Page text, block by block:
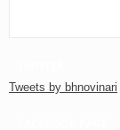
Tweets by bhnovinari